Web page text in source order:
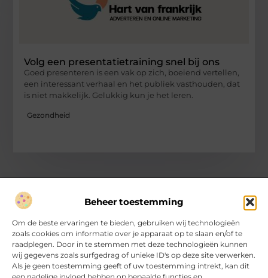
Beheer toestemming
Om de beste ervaringen te bieden, gebruiken wij technologieën
zoals cookies om informatie over je apparaat op te slaan en/of te
raadplegen. Door in te stemmen met deze technologieën kunnen
wij gegevens zoals surfgedrag of unieke ID's op deze site verwerken.
Als je geen toestemming geeft of uw toestemming intrekt, kan dit
Volg een presentatietraining snel bij ons
Goed presenteren is een vak op zich, boeiend vertellen,
een interessant verhaal en het publiek vasthouden, dat
is niet makkelijk. Gelukkig kun je het leren.
Gezondheid
Over Hartvanfrankrijk
Jouw gids voor inspirerende verhalen en inzichten.
Verken een divers aanbod aan blogs en artikelen, van handige
tips tot fascinerende ontdekkingen, allemaal op
HartvanFrankrijk.nl.